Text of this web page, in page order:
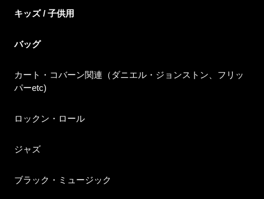
キッズ / 子供用
バッグ
カート・コバーン関連（ダニエル・ジョンストン、フリッ
パーetc)
ロックン・ロール
ジャズ
ブラック・ミュージック